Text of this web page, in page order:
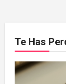
Te Has